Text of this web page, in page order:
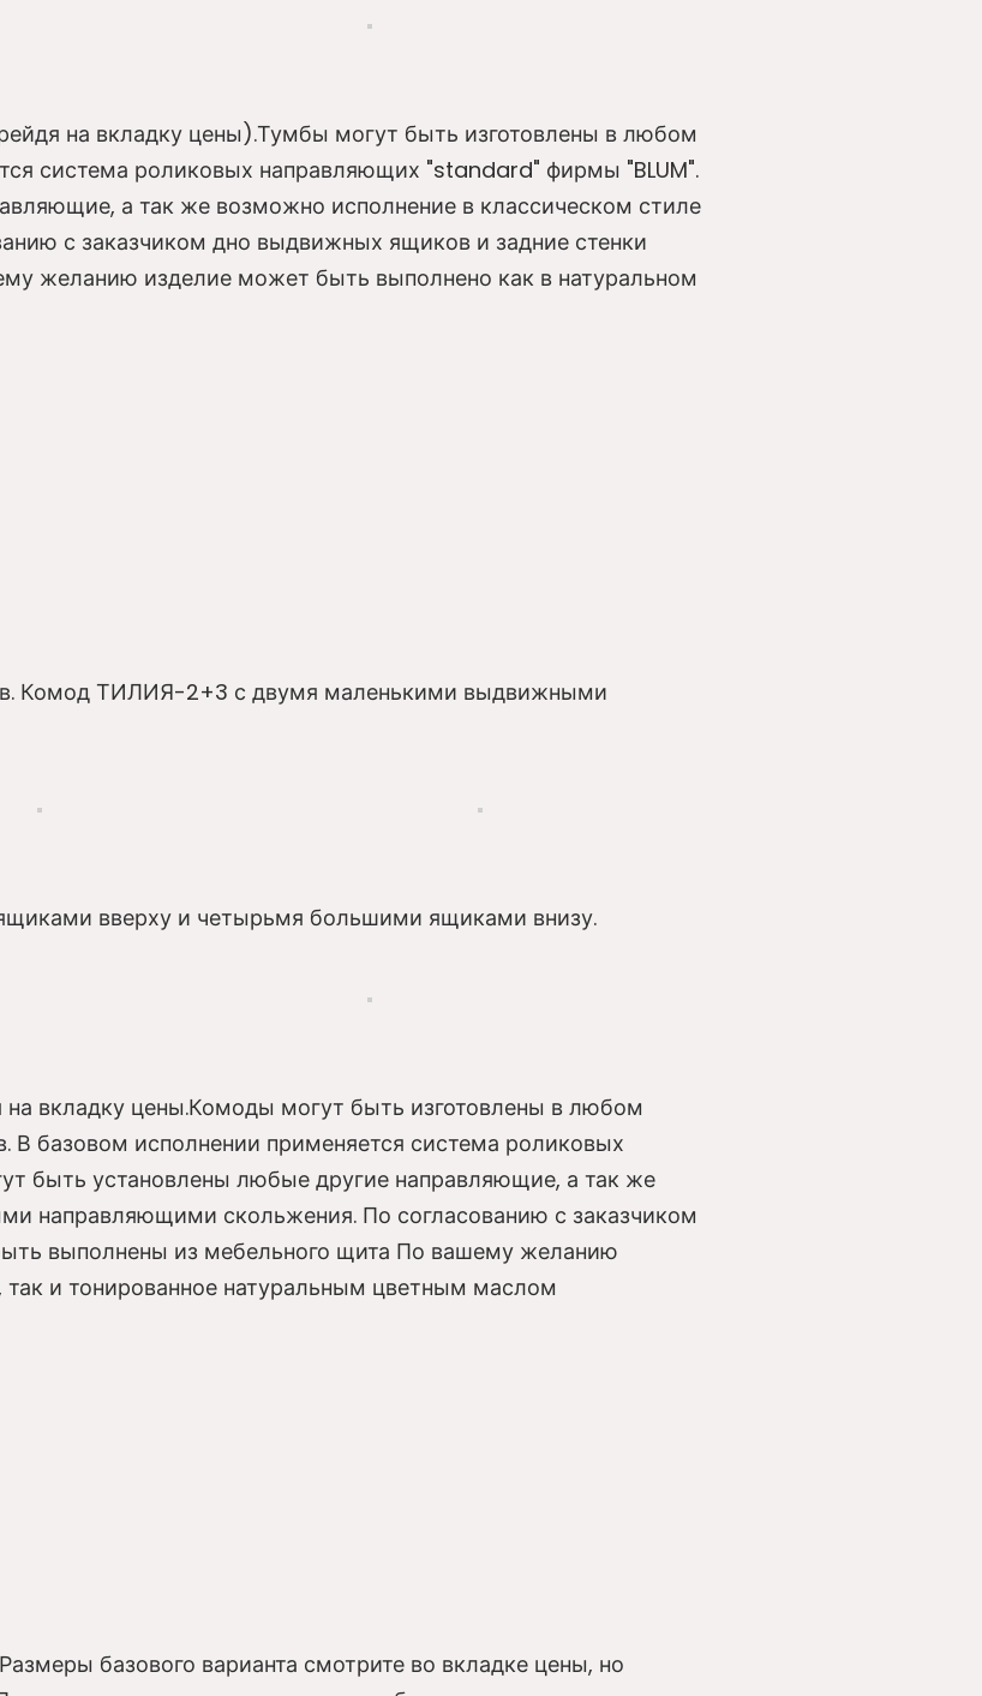
на вкладку цены).Тумбы могут быть изготовлены в любом
система роликовых направляющих "standard" фирмы "BLUM".
а так же возможно исполнение в классическом стиле
с заказчиком дно выдвижных ящиков и задние стенки
желанию изделие может быть выполнено как в натуральном
Комод ТИЛИЯ-2+3 с двумя маленькими выдвижными
вверху и четырьмя большими ящиками внизу.
вкладку цены.Комоды могут быть изготовлены в любом
базовом исполнении применяется система роликовых
быть установлены любые другие направляющие, а так же
направляющими скольжения. По согласованию с заказчиком
выполнены из мебельного щита По вашему желанию
и тонированное натуральным цветным маслом
базового варианта смотрите во вкладке цены, но